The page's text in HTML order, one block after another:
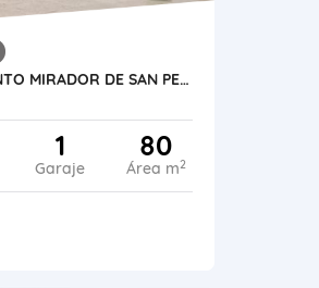
ARRIENDO APARTAMENTO MIRADOR DE SAN PEDRO SANTA MARTA
1
Garaje
80
Área m2